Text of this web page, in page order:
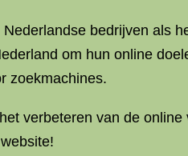
bedrijven als
om hun online
zoekmachines.
verbeteren van de